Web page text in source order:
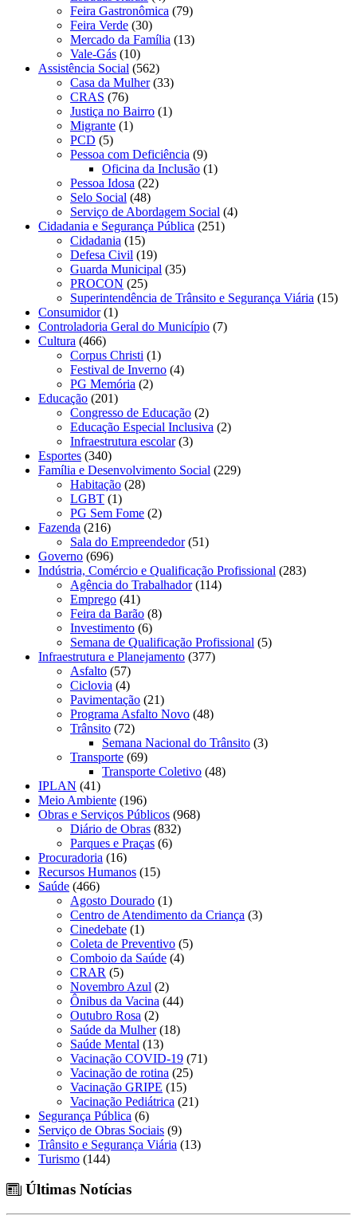
Feira Gastronômica (79)
Feira Verde (30)
Mercado da Família (13)
Vale-Gás (10)
Assistência Social (562)
Casa da Mulher(33)
CRAS (76)
Justiça no Bairro (1)
Migrante (1)
PCD (5)
Pessoa com Deficiência (9)
Oficina da Inclusão (1)
Pessoa Idosa (22)
Selo Social (48)
Serviço de Abordagem Social (4)
Cidadania e Segurança Pública (251)
Cidadania (15)
Defesa Civil (19)
Guarda Municipal (35)
PROCON (25)
Superintendência de Trânsito e Segurança Viária (15)
Consumidor(1)
Controladoria Geral do Município (7)
Cultura (466)
Corpus Christi (1)
Festival de Inverno (4)
PG Memória (2)
Educação (201)
Congresso de Educação (2)
Educação Especial Inclusiva (2)
Infraestrutura escolar(3)
Esportes (340)
Família e Desenvolvimento Social (229)
Habitação (28)
LGBT (1)
PG Sem Fome (2)
Fazenda (216)
Sala do Empreendedor(51)
Governo (696)
Indústria, Comércio e Qualificação Profissional (283)
Agência do Trabalhador(114)
Emprego (41)
Feira da Barão (8)
Investimento (6)
Semana de Qualificação Profissional (5)
Infraestrutura e Planejamento (377)
Asfalto (57)
Ciclovia (4)
Pavimentação (21)
Programa Asfalto Novo (48)
Trânsito (72)
Semana Nacional do Trânsito (3)
Transporte (69)
Transporte Coletivo (48)
IPLAN (41)
Meio Ambiente (196)
Obras e Serviços Públicos (968)
Diário de Obras (832)
Parques e Praças (6)
Procuradoria (16)
Recursos Humanos (15)
Saúde (466)
Agosto Dourado (1)
Centro de Atendimento da Criança (3)
Cinedebate (1)
Coleta de Preventivo (5)
Comboio da Saúde (4)
CRAR (5)
Novembro Azul (2)
Ônibus da Vacina (44)
Outubro Rosa (2)
Saúde da Mulher(18)
Saúde Mental (13)
Vacinação COVID-19 (71)
Vacinação de rotina (25)
Vacinação GRIPE (15)
Vacinação Pediátrica (21)
Segurança Pública (6)
Serviço de Obras Sociais (9)
Trânsito e Segurança Viária (13)
Turismo (144)
Últimas Notícias